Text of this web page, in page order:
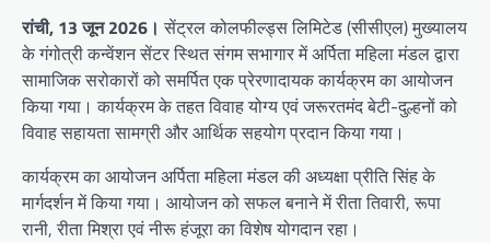
रांची, 13 जून 2026। सेंट्रल कोलफील्ड्स लिमिटेड (सीसीएल) मुख्यालय
के गंगोत्री कन्वेंशन सेंटर स्थित संगम सभागार में अर्पिता महिला मंडल द्वारा
सामाजिक सरोकारों को समर्पित एक प्रेरणादायक कार्यक्रम का आयोजन
किया गया। कार्यक्रम के तहत विवाह योग्य एवं जरूरतमंद बेटी-दुल्हनों को
विवाह सहायता सामग्री और आर्थिक सहयोग प्रदान किया गया।
कार्यक्रम का आयोजन अर्पिता महिला मंडल की अध्यक्षा प्रीति सिंह के
मार्गदर्शन में किया गया। आयोजन को सफल बनाने में रीता तिवारी, रूपा
रानी, रीता मिश्रा एवं नीरू हंजूरा का विशेष योगदान रहा।